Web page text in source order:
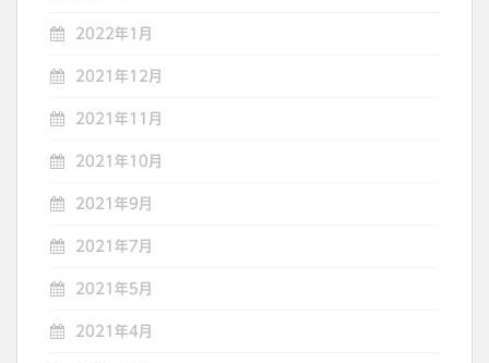
2022年1月
2021年12月
2021年11月
2021年10月
2021年9月
2021年7月
2021年5月
2021年4月